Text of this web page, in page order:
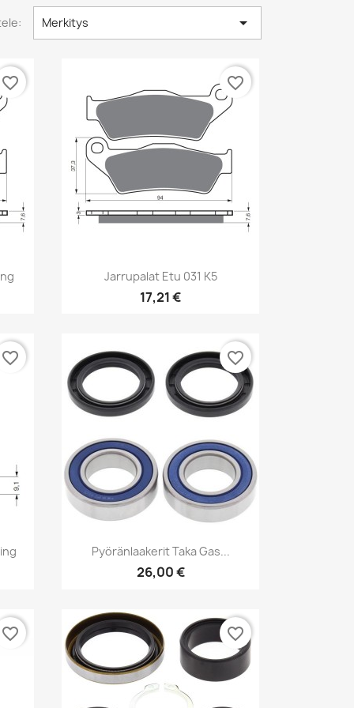
Merkitys 
favorite_border
Pikakatselu
Jarrupalat Etu 031 K5
17,21 €
favorite_border
favorite_border
Pikakatselu
Pyöränlaakerit Taka Gas...
26,00 €
favorite_border
favorite_border favorite_border